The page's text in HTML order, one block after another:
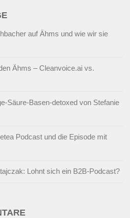
auf Ähms und wie wir sie
Ähms – Cleanvoice.ai vs.
Säure-Basen-detoxed von Stefanie
Podcast und die Episode mit
Lohnt sich ein B2B-Podcast?